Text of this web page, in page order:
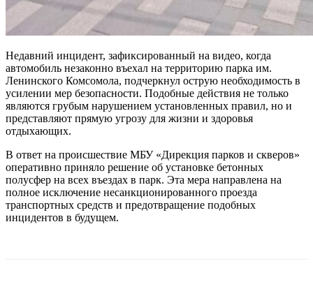
Недавний инцидент, зафиксированный на видео, когда
автомобиль незаконно въехал на территорию парка им.
Ленинского Комсомола, подчеркнул острую необходимость в
усилении мер безопасности. Подобные действия не только
являются грубым нарушением установленных правил, но и
представляют прямую угрозу для жизни и здоровья
отдыхающих.
В ответ на происшествие МБУ «Дирекция парков и скверов»
оперативно приняло решение об установке бетонных
полусфер на всех въездах в парк. Эта мера направлена на
полное исключение несанкционированного проезда
транспортных средств и предотвращение подобных
инцидентов в будущем.